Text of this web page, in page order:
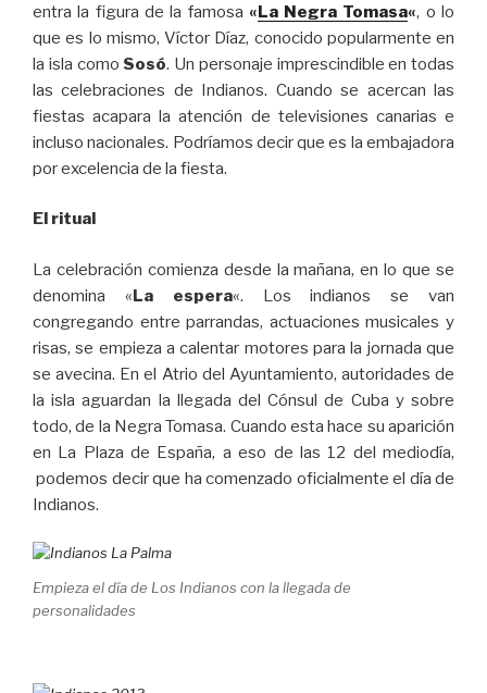
entra la figura de la famosa «La Negra Tomasa«, o lo
que es lo mismo, Víctor Díaz, conocido popularmente en
la isla como Sosó. Un personaje imprescindible en todas
las celebraciones de Indianos. Cuando se acercan las
fiestas acapara la atención de televisiones canarias e
incluso nacionales. Podríamos decir que es la embajadora
por excelencia de la fiesta.
El ritual
La celebración comienza desde la mañana, en lo que se
denomina «La espera«. Los indianos se van
congregando entre parrandas, actuaciones musicales y
risas, se empieza a calentar motores para la jornada que
se avecina. En el Atrio del Ayuntamiento, autoridades de
la isla aguardan la llegada del Cónsul de Cuba y sobre
todo, de la Negra Tomasa. Cuando esta hace su aparición
en La Plaza de España, a eso de las 12 del mediodía,
podemos decir que ha comenzado oficialmente el día de
Indianos.
Empieza el día de Los Indianos con la llegada de
personalidades